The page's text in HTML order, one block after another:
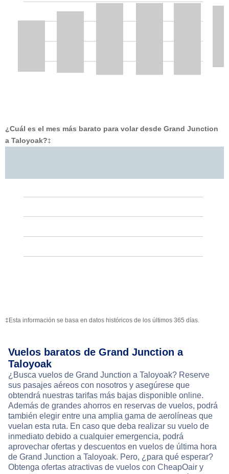
¿Cuál es el mes más barato para volar desde Grand Junction
a Taloyoak?‡
‡Esta información se basa en datos históricos de los últimos 365 días.
Vuelos baratos de Grand Junction a
Taloyoak
¿Busca vuelos de Grand Junction a Taloyoak? Reserve
sus pasajes aéreos con nosotros y asegúrese que
obtendrá nuestras tarifas más bajas disponible online.
Además de grandes ahorros en reservas de vuelos, podrá
también elegir entre una amplia gama de aerolíneas que
vuelan esta ruta. En caso que deba realizar su vuelo de
inmediato debido a cualquier emergencia, podrá
aprovechar ofertas y descuentos en vuelos de última hora
de Grand Junction a Taloyoak. Pero, ¿para qué esperar?
Obtenga ofertas atractivas de vuelos con CheapOair y